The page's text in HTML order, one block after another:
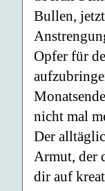
Bullen,
Opfer für
nicht mal
Der
Armut, der
dir auf